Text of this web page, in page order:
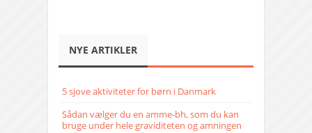
NYE ARTIKLER
5 sjove aktiviteter for børn i Danmark
Sådan vælger du en amme-bh, som du kan
bruge under hele graviditeten og amningen